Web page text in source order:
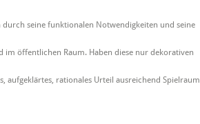
seine funktionalen Notwendigkeiten und seine
im öffentlichen Raum. Haben diese nur dekorativen
aufgeklärtes, rationales Urteil ausreichend Spielraum